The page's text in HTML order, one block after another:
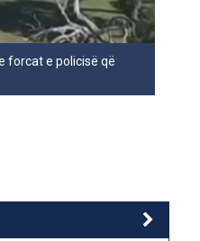
forcat e policisë që